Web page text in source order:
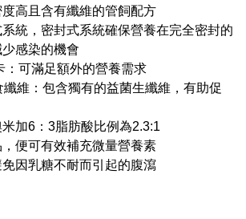
高且含有纖維的管飼配方
統，密封式系統確保營養在完全密封的
感染的機會
：可滿足額外的營養需求
維：包含獨有的益菌生纖維，有助促
加6：3脂肪酸比例為2.3:1
便可有效補充微量營養素
因乳糖不耐而引起的腹瀉